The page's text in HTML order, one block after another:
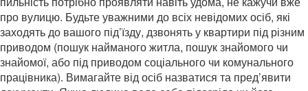
про вулицю. Будьте уважними до всіх невідомих осіб, які
заходять до вашого під’їзду, дзвонять у квартири під різним
приводом (пошук найманого житла, пошук знайомого чи
знайомої, або під приводом соціального чи комунального
працівника). Вимагайте від осіб назватися та пред’явити